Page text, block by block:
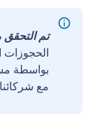
تم التحقق
الحجوزات
مع